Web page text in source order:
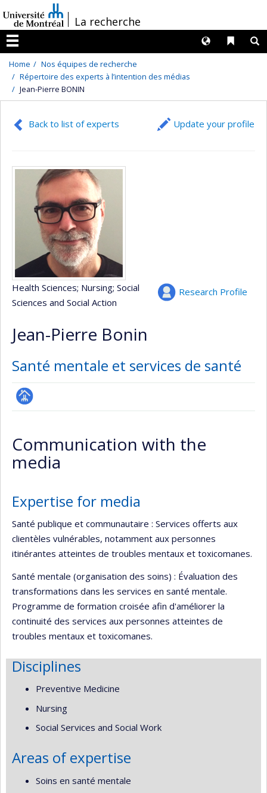
au
contenu
/La recherche
Menu
Liens
Langues
Home
Nos équipes de recherche
Répertoire des experts à l’intention des médias
Jean-Pierre BONIN
Back to list of experts Update your profile
Research Profile
Health Sciences; Nursing; Social
Sciences and Social Action
Jean-Pierre Bonin
Santé mentale et services de santé
Page
(faculté,département,école)
Communication with the
media
Expertise for media
Santé publique et communautaire : Services offerts aux
clientèles vulnérables, notamment aux personnes
itinérantes atteintes de troubles mentaux et toxicomanes.
Santé mentale (organisation des soins) : Évaluation des
transformations dans les services en santé mentale.
Programme de formation croisée afin d'améliorer la
continuité des services aux personnes atteintes de
troubles mentaux et toxicomanes.
Disciplines
Preventive Medicine
Nursing
Social Services and Social Work
Areas of expertise
Soins en santé mentale